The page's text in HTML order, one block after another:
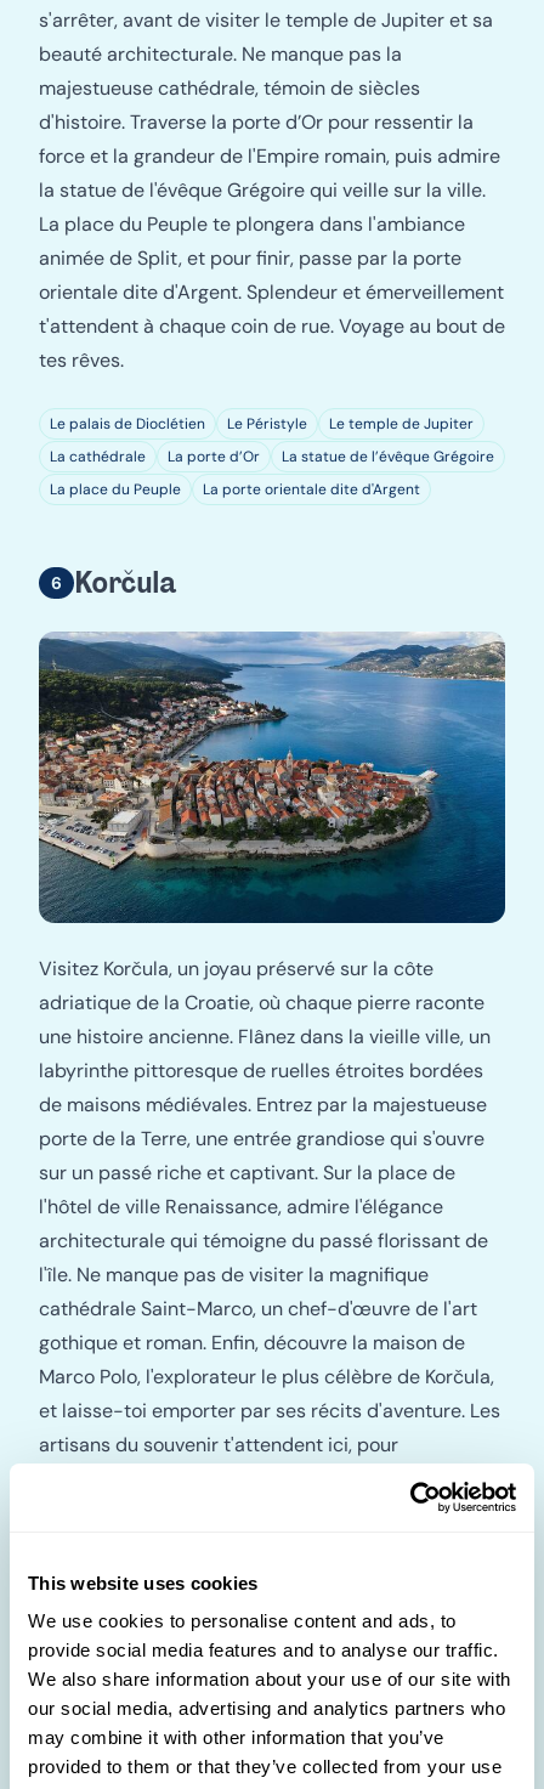
This website uses cookies
We use cookies to personalise content and ads, to
provide social media features and to analyse our traffic.
We also share information about your use of our site with
our social media, advertising and analytics partners who
may combine it with other information that you’ve
provided to them or that they’ve collected from your use
s'arrêter, avant de visiter le temple de Jupiter et sa
beauté architecturale. Ne manque pas la
majestueuse cathédrale, témoin de siècles
d'histoire. Traverse la porte d’Or pour ressentir la
force et la grandeur de l'Empire romain, puis admire
la statue de l'évêque Grégoire qui veille sur la ville.
La place du Peuple te plongera dans l'ambiance
animée de Split, et pour finir, passe par la porte
orientale dite d'Argent. Splendeur et émerveillement
t'attendent à chaque coin de rue. Voyage au bout de
tes rêves.
Le palais de Dioclétien Le Péristyle
Le temple de Jupiter
La cathédrale
La porte d’Or
La statue de l’évêque Grégoire
La place du Peuple
La porte orientale dite d'Argent
Korčula
Visitez Korčula, un joyau préservé sur la côte
adriatique de la Croatie, où chaque pierre raconte
une histoire ancienne. Flânez dans la vieille ville, un
labyrinthe pittoresque de ruelles étroites bordées
de maisons médiévales. Entrez par la majestueuse
porte de la Terre, une entrée grandiose qui s'ouvre
sur un passé riche et captivant. Sur la place de
l'hôtel de ville Renaissance, admire l'élégance
architecturale qui témoigne du passé florissant de
l'île. Ne manque pas de visiter la magnifique
cathédrale Saint-Marco, un chef-d'œuvre de l'art
gothique et roman. Enfin, découvre la maison de
Marco Polo, l'explorateur le plus célèbre de Korčula,
et laisse-toi emporter par ses récits d'aventure. Les
artisans du souvenir t'attendent ici, pour
La vieille ville
La porte de la Terre
La cathédrale Saint-Marco
La maison de Marco Polo
Ston